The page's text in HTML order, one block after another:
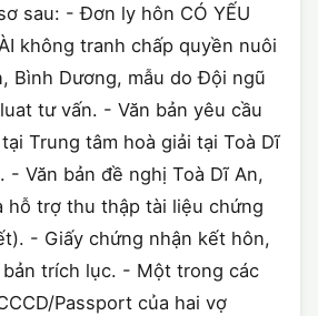
sau: - Đơn ly hôn CÓ YẾU
không tranh chấp quyền nuôi
Bình Dương, mẫu do Đội ngũ
tư vấn. - Văn bản yêu cầu
Trung tâm hoà giải tại Toà Dĩ
- Văn bản đề nghị Toà Dĩ An,
hỗ trợ thu thập tài liệu chứng
- Giấy chứng nhận kết hôn,
bản trích lục. - Một trong các
Passport của hai vợ